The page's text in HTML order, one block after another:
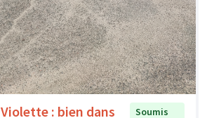
: bien dans
Soumis